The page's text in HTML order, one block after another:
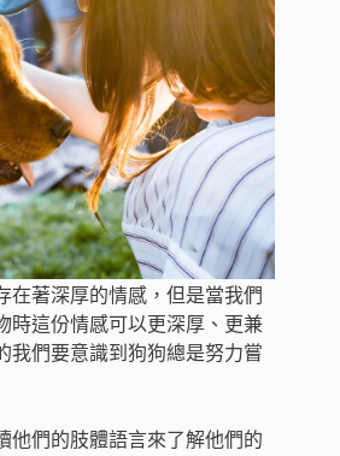
在著深厚的情感，但是當我們
時這份情感可以更深厚、更兼
我們要意識到狗狗總是努力嘗
他們的肢體語言來了解他們的